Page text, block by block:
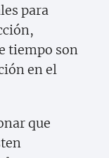
para
tiempo son
en el
que